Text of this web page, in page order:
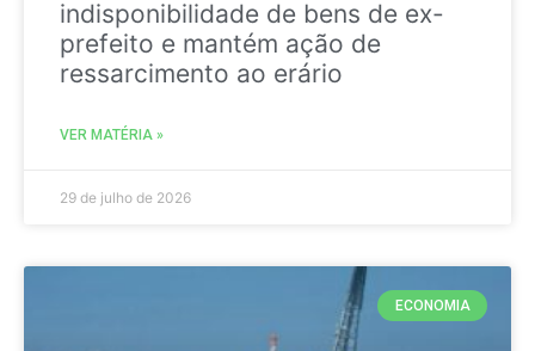
indisponibilidade de bens de ex-
prefeito e mantém ação de
ressarcimento ao erário
VER MATÉRIA »
29 de julho de 2026
ECONOMIA